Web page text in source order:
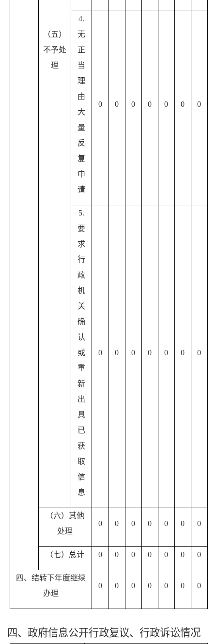
（五）
不予处
理
4.
无
正
当
理
由
大
量
反
复
申
请
0 0 0 0 0 0 0
5.
要
求
行
政
机
关
确
认
或
重
新
出
具
已
获
取
信
息
0 0 0 0 0 0 0
（六）其他
处理
0 0 0 0 0 0 0
（七）总计 0 0 0 0 0 0 0
四、结转下年度继续
办理
0 0 0 0 0 0 0
四、政府信息公开行政复议、行政诉讼情况